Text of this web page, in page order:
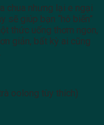
chua nhưng lại e ngại
giúp bạn “hô biến”
thức uống thơm ngon,
giản, bất kỳ ai cũng
oolong tùy thích)